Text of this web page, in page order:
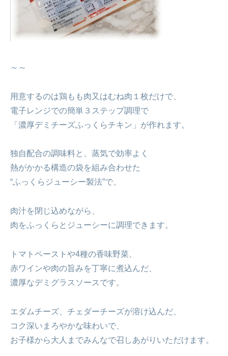
～～
用意するのは鶏もも肉又はむね肉１枚だけで、
電子レンジでの簡単３ステップ調理で
「濃厚デミチーズふっくらチキン」が作れます。
独自配合の調味料と、蒸気で効率よく
熱がかかる構造の袋を組み合わせた
“ふっくらジューシー製法”で、
肉汁を閉じ込めながら、
肉をふっくらとジューシーに調理できます。
トマトペーストや4種の香味野菜、
赤ワインや肉の旨みを丁寧に煮込んだ、
濃厚なデミグラスソースです。
エダムチーズ、チェダーチーズが溶け込んだ、
コク深いまろやかな味わいで、
お子様から大人までみんなで召しあがりいただけます。